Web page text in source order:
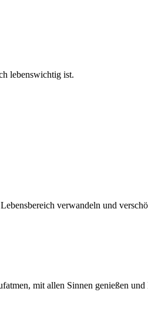
lebenswichtig ist.
verwandeln und
mit allen Sinnen genießen